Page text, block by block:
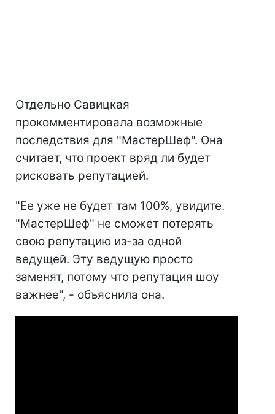
Отдельно Савицкая
прокомментировала возможные
последствия для "МастерШеф". Она
считает, что проект вряд ли будет
рисковать репутацией.
"Ее уже не будет там 100%, увидите.
"МастерШеф" не сможет потерять
свою репутацию из-за одной
ведущей. Эту ведущую просто
заменят, потому что репутация шоу
важнее", - объяснила она.